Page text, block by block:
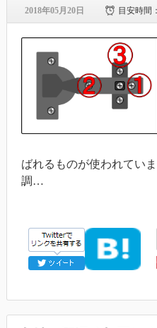
2018年05月20日 目安時間
ばれるものが使われてい
調…